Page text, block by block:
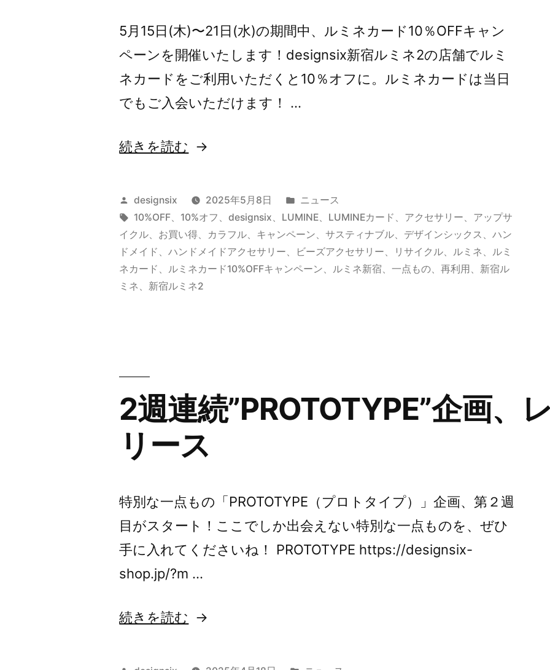
5月15日(木)〜21日(水)の期間中、ルミネカード10％OFFキャン
ペーンを開催いたします！designsix新宿ルミネ2の店舗でルミ
ネカードをご利用いただくと10％オフに。ルミネカードは当日
でもご入会いただけます！ …
“【新
ル
ミ
ネ
店】
10%OFF
ー
ン
予
の
続きを読む
投
稿
者:
designsix 2025年5月8日
カ
テ
ゴ
リ
ー:
ニュース
タ
グ:
10%OFF 10%オフ 、designsix LUMINE LUMINEカード アクセサリー
アップサ
イクル
お買い得 カラフル キャンペーン 、サスティナブル デザインシックス 、ハン
ドメイド
、ハンドメイドアクセサリー ビーズアクセサリー リサイクル ルミネ
ルミ
ネカード
ルミネカード10%OFFキャンペーン ルミネ新宿 、一点もの 、再利用
新宿ル
ミネ
新宿ルミネ2
2週連続”PROTOTYPE”企画、
リース
特別な一点もの「PROTOTYPE（プロトタイプ）」企画、第２週
目がスタート！ここでしか出会えない特別な一点ものを、ぜひ
手に入れてくださいね！ PROTOTYPE https://designsix-
shop.jp/?m …
“2
連
続きを読む